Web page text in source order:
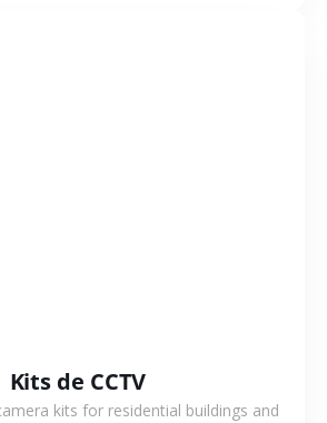
Kits de CCTV
kits for residential buildings and